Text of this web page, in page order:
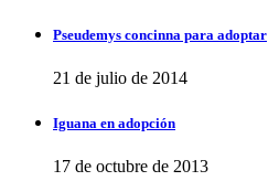
Pseudemys concinna para adoptar
21 de julio de 2014
Iguana en adopción
17 de octubre de 2013